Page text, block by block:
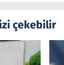
çekebilir